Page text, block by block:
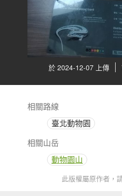
於 2024-12-07 上傳
相關路線
臺北動物園
相關山岳
動物園山
此版權屬原作者，